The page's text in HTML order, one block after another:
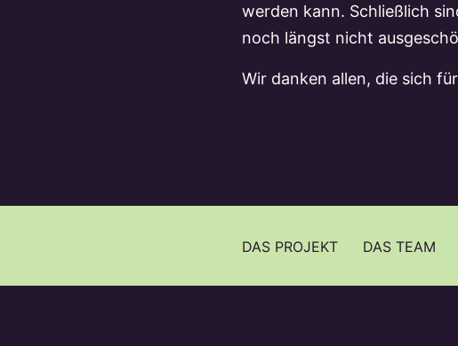
werden kann. Schließlich
noch längst nicht
Wir danken allen, die sich
DAS PROJEKT DAS TEAM